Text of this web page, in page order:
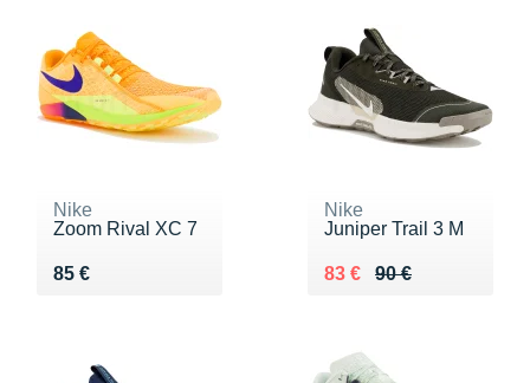
Nike
Zoom Rival XC 7
85 €
Vendu 85 €
Nike
Juniper Trail 3 M
90 €
Au lieu de 90 €
83 €
Vendu 83 €